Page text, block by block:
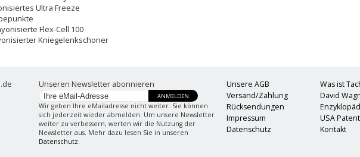
Ultra Freeze
Flex-Cell 100
Kniegelenkschoner
Unseren Newsletter abonnieren
ANMELDEN
Wir geben Ihre eMailadresse nicht weiter. Sie können
sich jederzeit wieder abmelden. Um unsere Newsletter
weiter zu verbessern, werten wir die Nutzung der
Newsletter aus. Mehr dazu lesen Sie in unseren
Datenschutz.
Unsere AGB
Versand/Zahlung
Rücksendungen
Impressum
Datenschutz
Was ist
David
USA Patent
Kontakt